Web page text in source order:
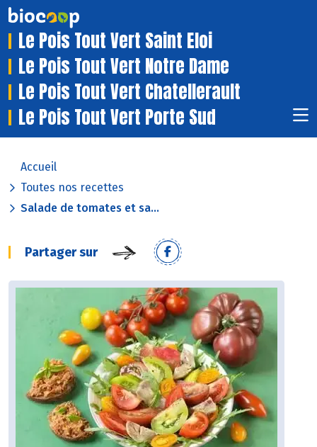
Le Pois Tout Vert Saint Eloi
Le Pois Tout Vert Notre Dame
Le Pois Tout Vert Chatellerault
Le Pois Tout Vert Porte Sud
Accueil
Toutes nos recettes
Salade de tomates et sa...
Partager sur